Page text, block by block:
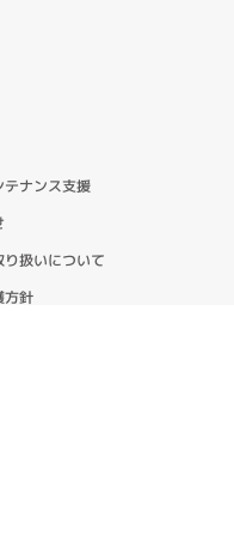
テナンス支援
扱いについて
方針